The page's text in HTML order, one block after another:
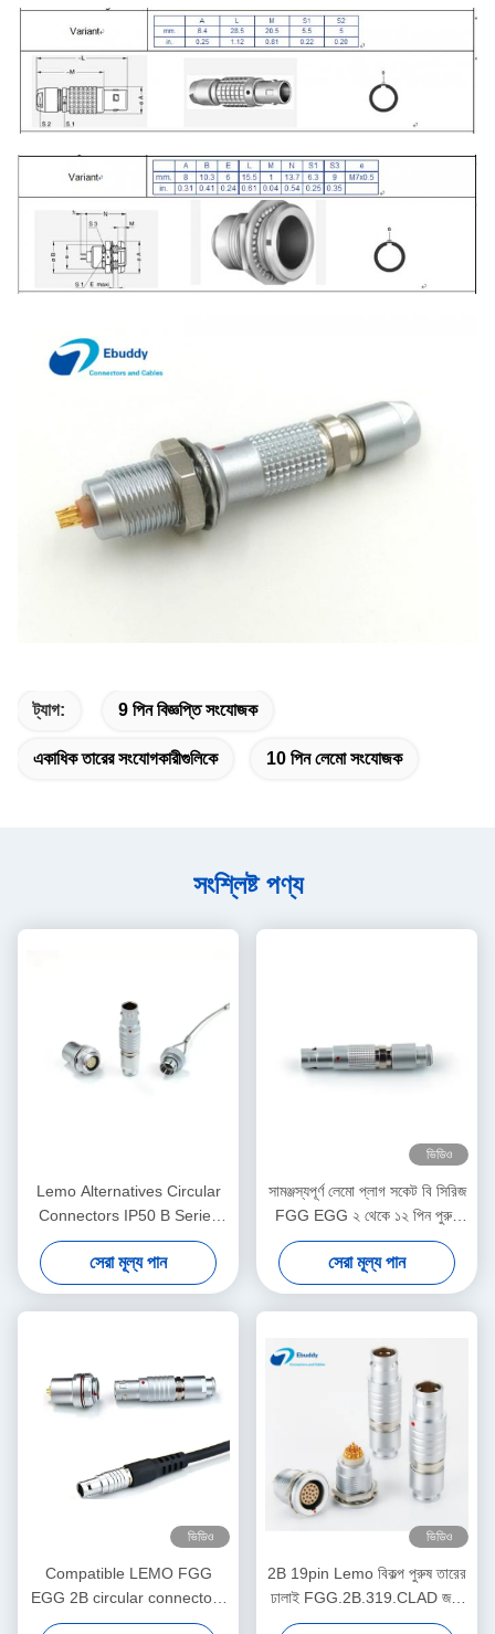
ট্যাগ: 9 পিন বিজ্ঞপ্তি সংযোজক
একাধিক তারের সংযোগকারীগুলিকে 10 পিন লেমো সংযোজক
সংশ্লিষ্ট পণ্য
Lemo Alternatives Circular
Connectors IP50 B Series
Socket Plug with Dust-proof
Cover
সেরা মূল্য পান
ভিডিও
সামঞ্জস্যপূর্ণ লেমো প্লাগ সকেট বি সিরিজ
FGG EGG ২ থেকে ১২ পিন পুরুষ
মহিলা সংযোগকারী সোলার পাওয়ার
সিস্টেমের জন্য
সেরা মূল্য পান
ভিডিও
Compatible LEMO FGG
EGG 2B circular connectors
Male And Female With
ভিডিও
2B 19pin Lemo বিকল্প পুরুষ তারের
ঢালাই FGG.2B.319.CLAD জন্য
প্লাগ